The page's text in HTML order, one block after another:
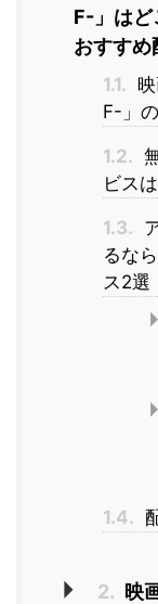
F-」はど
おすすめ
1.1.
F-」
1.2.
ビス
1.3.
るな
ス2選
1.4.
2.
映